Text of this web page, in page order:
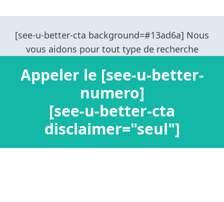
Appeler le [see-u-better-
numero]
[see-u-better-cta
disclaimer="seul"]